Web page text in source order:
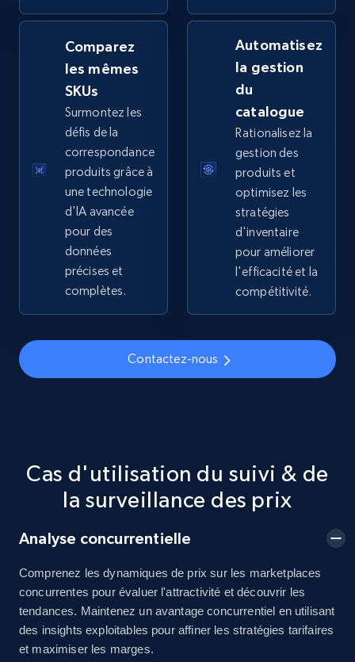
TikTok Shop - Collect TikTok shop products
URL, Title, Available, Description, Currency, Initial
price, Final price, Discount percent, and more.
5.4K+ 668+ Commencer
TikTok Shop - discover records by shop url
URL, Title, Available, Description, Currency, Initial
price, Final price, Discount percent, and more.
5.4K+ Commencer
Amazon sellers info
Seller id, URL, Seller name, Description, Detailed
URL, Product id, Title, Seller name, Seller rating,
more.
2.5K+ 359+ Commencer
Comparez
les mêmes
SKUs
Surmontez les
défis de la
correspondance
produits grâce à
une technologie
d'IA avancée
pour des
données
précises et
complètes.
Automatisez
la gestion
du
catalogue
Rationalisez la
gestion des
produits et
optimisez les
stratégies
d'inventaire
pour améliorer
l'efficacité et la
compétitivité.
Contactez-nous
Cas d'utilisation du suivi & de
la surveillance des prix
Analyse concurrentielle
Comprenez les dynamiques de prix sur les marketplaces
concurrentes pour évaluer l'attractivité et découvrir les
tendances. Maintenez un avantage concurrentiel en utilisant
des insights exploitables pour affiner les stratégies tarifaires
et maximiser les marges.